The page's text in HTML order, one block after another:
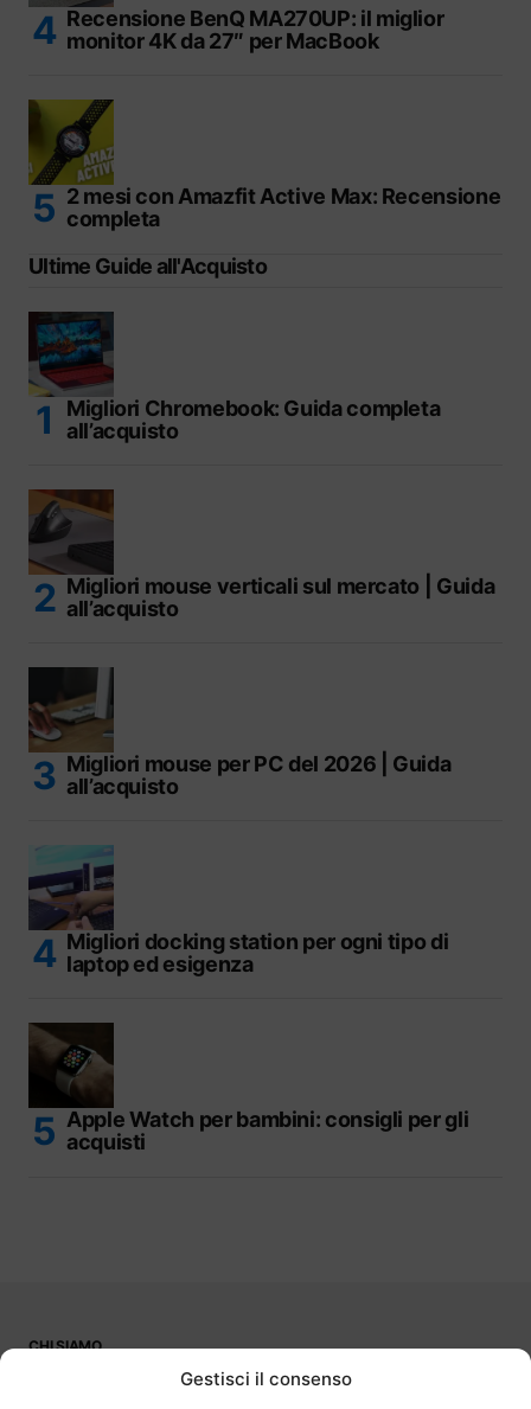
Gestisci il consenso
Recensione BenQ MA270UP: il miglior
monitor 4K da 27″ per MacBook
2 mesi con Amazfit Active Max: Recensione
completa
Ultime Guide all'Acquisto
Migliori Chromebook: Guida completa
all’acquisto
Migliori mouse verticali sul mercato | Guida
all’acquisto
Migliori mouse per PC del 2026 | Guida
all’acquisto
Migliori docking station per ogni tipo di
laptop ed esigenza
Apple Watch per bambini: consigli per gli
acquisti
CHI SIAMO